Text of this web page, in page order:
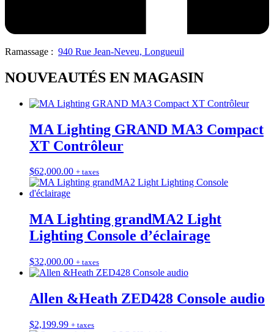
Ramassage : 940 Rue Jean-Neveu, Longueuil
NOUVEAUTÉS EN MAGASIN
MA Lighting GRAND MA3 Compact
XT Contrôleur
$62,000.00 + taxes
MA Lighting grandMA2 Light
Lighting Console d’éclairage
$32,000.00 + taxes
Allen &Heath ZED428 Console audio
$2,199.99 + taxes